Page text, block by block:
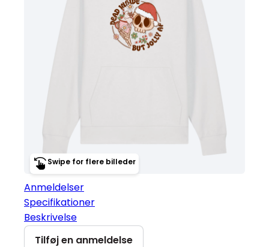
Swipe for flere billeder
Anmeldelser
Specifikationer
Beskrivelse
Tilføj en anmeldelse